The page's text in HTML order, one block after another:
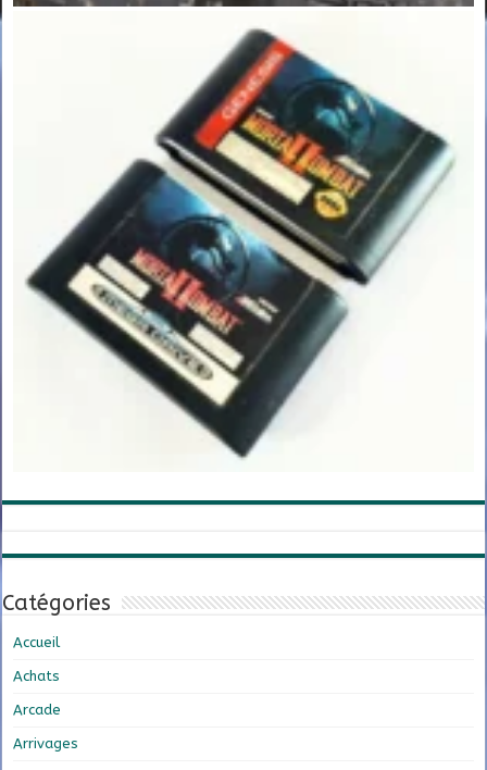
Catégories
Accueil
Achats
Arcade
Arrivages